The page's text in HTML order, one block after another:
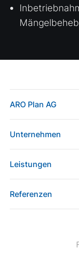
ARO Plan AG
Unternehmen
Leistungen
Referenzen